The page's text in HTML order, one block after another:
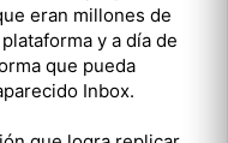
eran millones de
y a día de
que pueda
Inbox.